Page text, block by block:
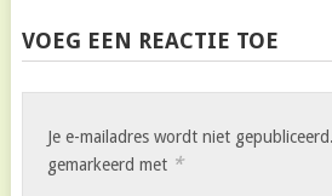
VOEG EEN REACTIE TOE
Je e-mailadres wordt niet gepubliceerd.
gemarkeerd met *